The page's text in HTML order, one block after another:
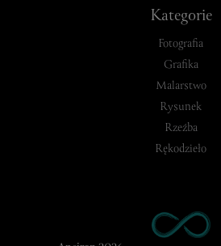
Kategorie
Fotografia
Grafika
Malarstwo
Rysunek
Rzeźba
Rękodzieło